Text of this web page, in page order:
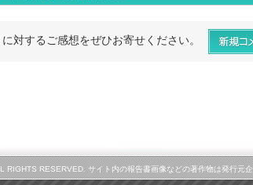
対するご感想をぜひお寄せください。
RESERVED. サイト内の報告書画像などの著作物は発行元